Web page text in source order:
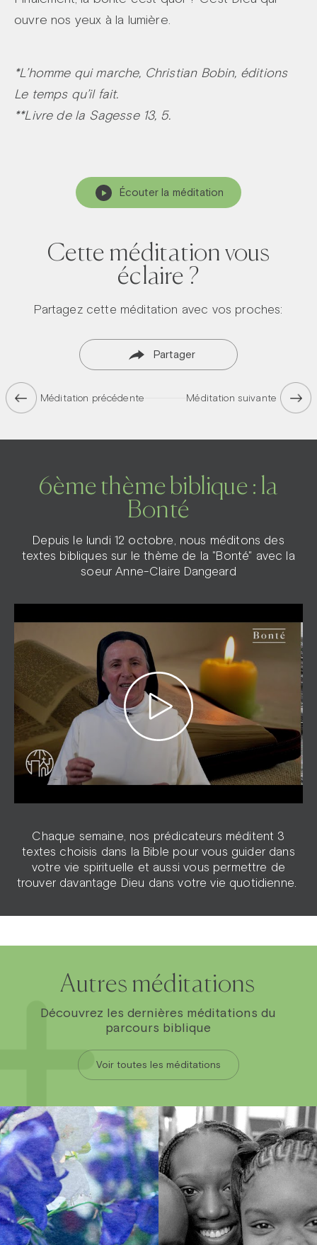
ouvre nos yeux à la lumière.
*L’homme qui marche, Christian Bobin, éditions
Le temps qu’il fait.
**Livre de la Sagesse 13, 5.
Écouter la méditation
Cette méditation vous
éclaire ?
Partagez cette méditation avec vos proches:
Partager
Méditation précédente Méditation suivante
6ème thème biblique : la
Bonté
Depuis le lundi 12 octobre, nous méditons des
textes bibliques sur le thème de la "Bonté" avec la
soeur Anne-Claire Dangeard
Chaque semaine, nos prédicateurs méditent 3
textes choisis dans la Bible pour vous guider dans
votre vie spirituelle et aussi vous permettre de
trouver davantage Dieu dans votre vie quotidienne.
Autres méditations
Découvrez les dernières méditations du
parcours biblique
Voir toutes les méditations